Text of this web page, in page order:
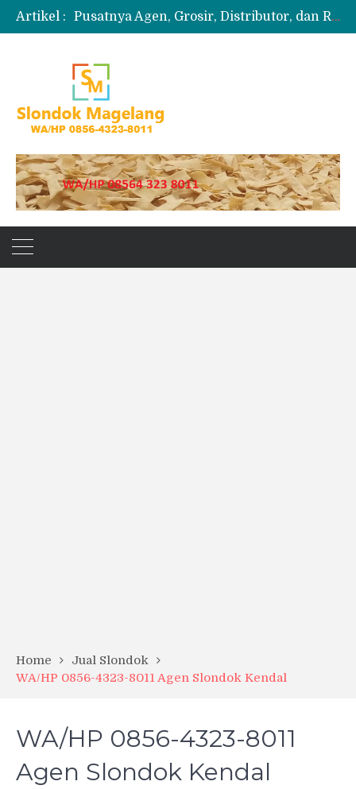
Artikel :
Pusatnya Agen, Grosir, Distributor, dan Reseller Puyur Koin
Produksi Slondok
Jual Puyur Koin Mentah 1 Ball 5 kg
Home
Jual Slondok
WA/HP 0856-4323-8011 Agen Slondok Kendal
WA/HP 0856-4323-8011
Agen Slondok Kendal